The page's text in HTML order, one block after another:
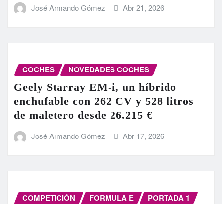
José Armando Gómez Abr 21, 2026
COCHES NOVEDADES COCHES
Geely Starray EM-i, un híbrido
enchufable con 262 CV y 528 litros
de maletero desde 26.215 €
José Armando Gómez Abr 17, 2026
COMPETICIÓN FORMULA E PORTADA 1